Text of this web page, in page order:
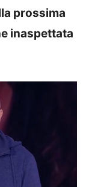
prossima
inaspettata